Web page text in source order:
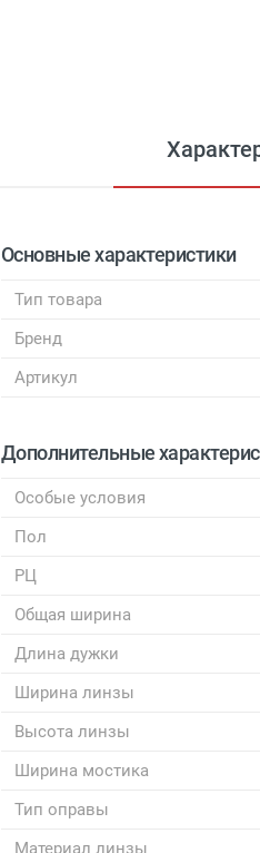
Основные характеристики
Тип товара
Бренд
Артикул
Дополнительные
Особые условия
Пол
РЦ
Общая ширина
Длина дужки
Ширина линзы
Высота линзы
Ширина мостика
Тип оправы
Материал линзы